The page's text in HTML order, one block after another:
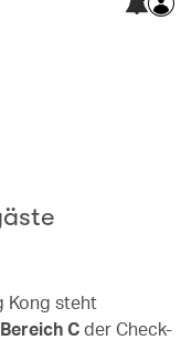
Kong steht
Bereich Cder Check-